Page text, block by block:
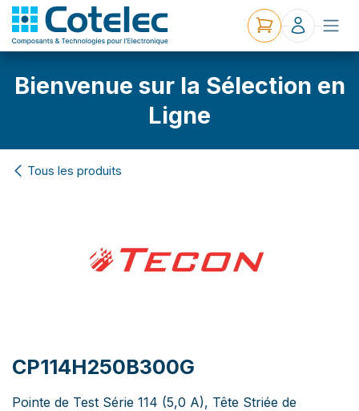
Bienvenue sur la Sélection en
Ligne
Tous les produits
CP114H250B300G
Pointe de Test Série 114 (5,0 A), Tête Striée de